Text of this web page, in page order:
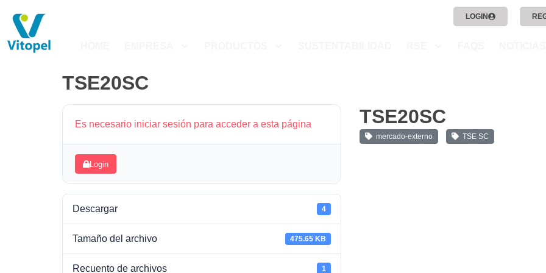
LOGIN
TSE20SC
Es necesario iniciar sesión para acceder a esta página
Login
Descargar 4
Tamaño del archivo 475.65 KB
Recuento de archivos 1
TSE20SC
mercado-externo TSE SC